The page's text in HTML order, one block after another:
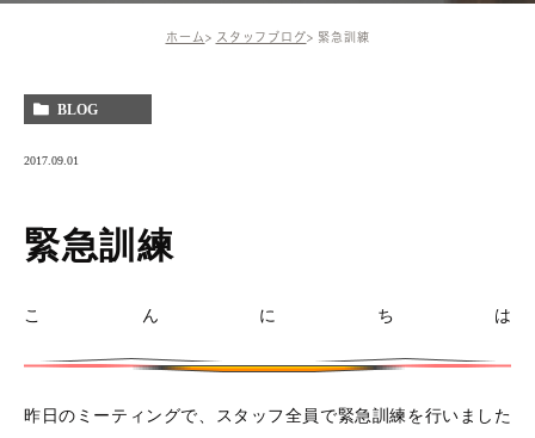
ホーム スタッフブログ 緊急訓練
BLOG
2017.09.01
緊急訓練
こんにちは
昨日のミーティングで、スタッフ全員で緊急訓練を行いました